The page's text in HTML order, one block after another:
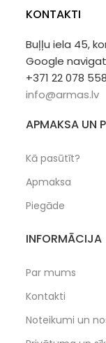
KONTAKTI
Buļļu iela 45,
Google
+371 22 078 558
info@armas.lv
APMAKSA UN
Kā pasūtīt?
Apmaksa
Piegāde
INFORMĀCIJA
Par mums
Kontakti
Noteikumi un